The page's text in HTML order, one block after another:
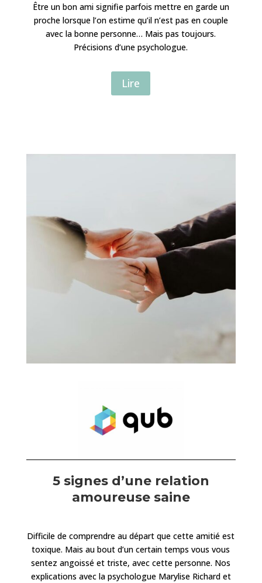
Être un bon ami signifie parfois mettre en garde un
proche lorsque l’on estime qu’il n’est pas en couple
avec la bonne personne… Mais pas toujours.
Précisions d’une psychologue.
Lire
5 signes d’une relation
amoureuse saine
Difficile de comprendre au départ que cette amitié est
toxique. Mais au bout d’un certain temps vous vous
sentez angoissé et triste, avec cette personne. Nos
explications avec la psychologue Marylise Richard et